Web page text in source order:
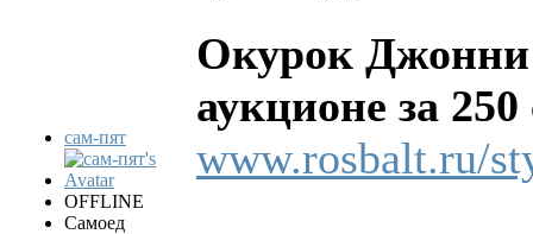
сам-пят
OFFLINE
Самоед
Окурок Джонни
аукционе за 250
www.rosbalt.ru/